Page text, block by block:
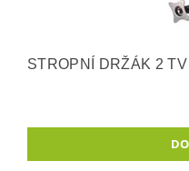
STROPNÍ DRŽÁK 2